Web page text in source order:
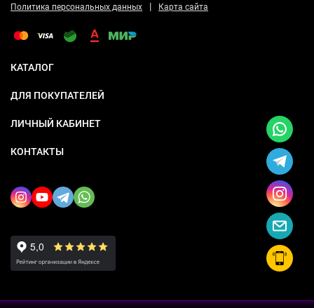
Политика персональных данных | Карта сайта
КАТАЛОГ
ДЛЯ ПОКУПАТЕЛЕЙ
ЛИЧНЫЙ КАБИНЕТ
КОНТАКТЫ